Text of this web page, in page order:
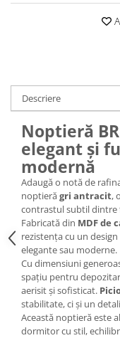
Descriere
Noptieră
elegant și
modernă
Adaugă o notă de
noptierăgri antracit,
contrastul subtil dintre
Fabricată din MDF de
rezistența cu un
elegante sau moderne.
Cu dimensiuni
spațiu pentru
aerisit și sofisticat.
stabilitate, ci și un
Această noptieră este
dormitor cu stil,